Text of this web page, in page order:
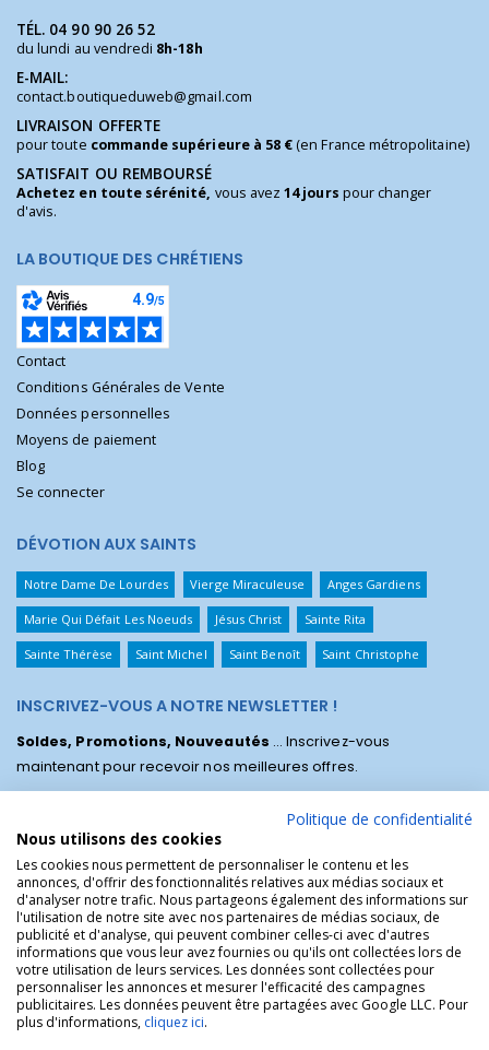
TÉL. 04 90 90 26 52
du lundi au vendredi 8h-18h
E-MAIL:
contact.boutiqueduweb@gmail.com
LIVRAISON OFFERTE
pour toute commande supérieure à 58 €(en France métropolitaine)
SATISFAIT OU REMBOURSÉ
Achetez en toute sérénité, vous avez14 jours pour changer
d'avis.
LA BOUTIQUE DES CHRÉTIENS
Contact
Conditions Générales de Vente
Données personnelles
Moyens de paiement
Blog
Se connecter
DÉVOTION AUX SAINTS
Notre Dame De Lourdes Vierge Miraculeuse Anges Gardiens
Marie Qui Défait Les Noeuds Jésus Christ Sainte Rita
Sainte Thérèse Saint Michel Saint Benoît Saint Christophe
INSCRIVEZ-VOUS A NOTRE NEWSLETTER !
Soldes, Promotions, Nouveautés ... Inscrivez-vous
maintenant pour recevoir nos meilleures offres.
La Boutique des Chrétiens © | La boutique religieuse chrétienne de
référence !.
Politique de confidentialité
Nous utilisons des cookies
Les cookies nous permettent de personnaliser le contenu et les
annonces, d'offrir des fonctionnalités relatives aux médias sociaux et
d'analyser notre trafic. Nous partageons également des informations sur
l'utilisation de notre site avec nos partenaires de médias sociaux, de
publicité et d'analyse, qui peuvent combiner celles-ci avec d'autres
informations que vous leur avez fournies ou qu'ils ont collectées lors de
votre utilisation de leurs services. Les données sont collectées pour
personnaliser les annonces et mesurer l'efficacité des campagnes
publicitaires. Les données peuvent être partagées avec Google LLC. Pour
plus d'informations, cliquez ici.